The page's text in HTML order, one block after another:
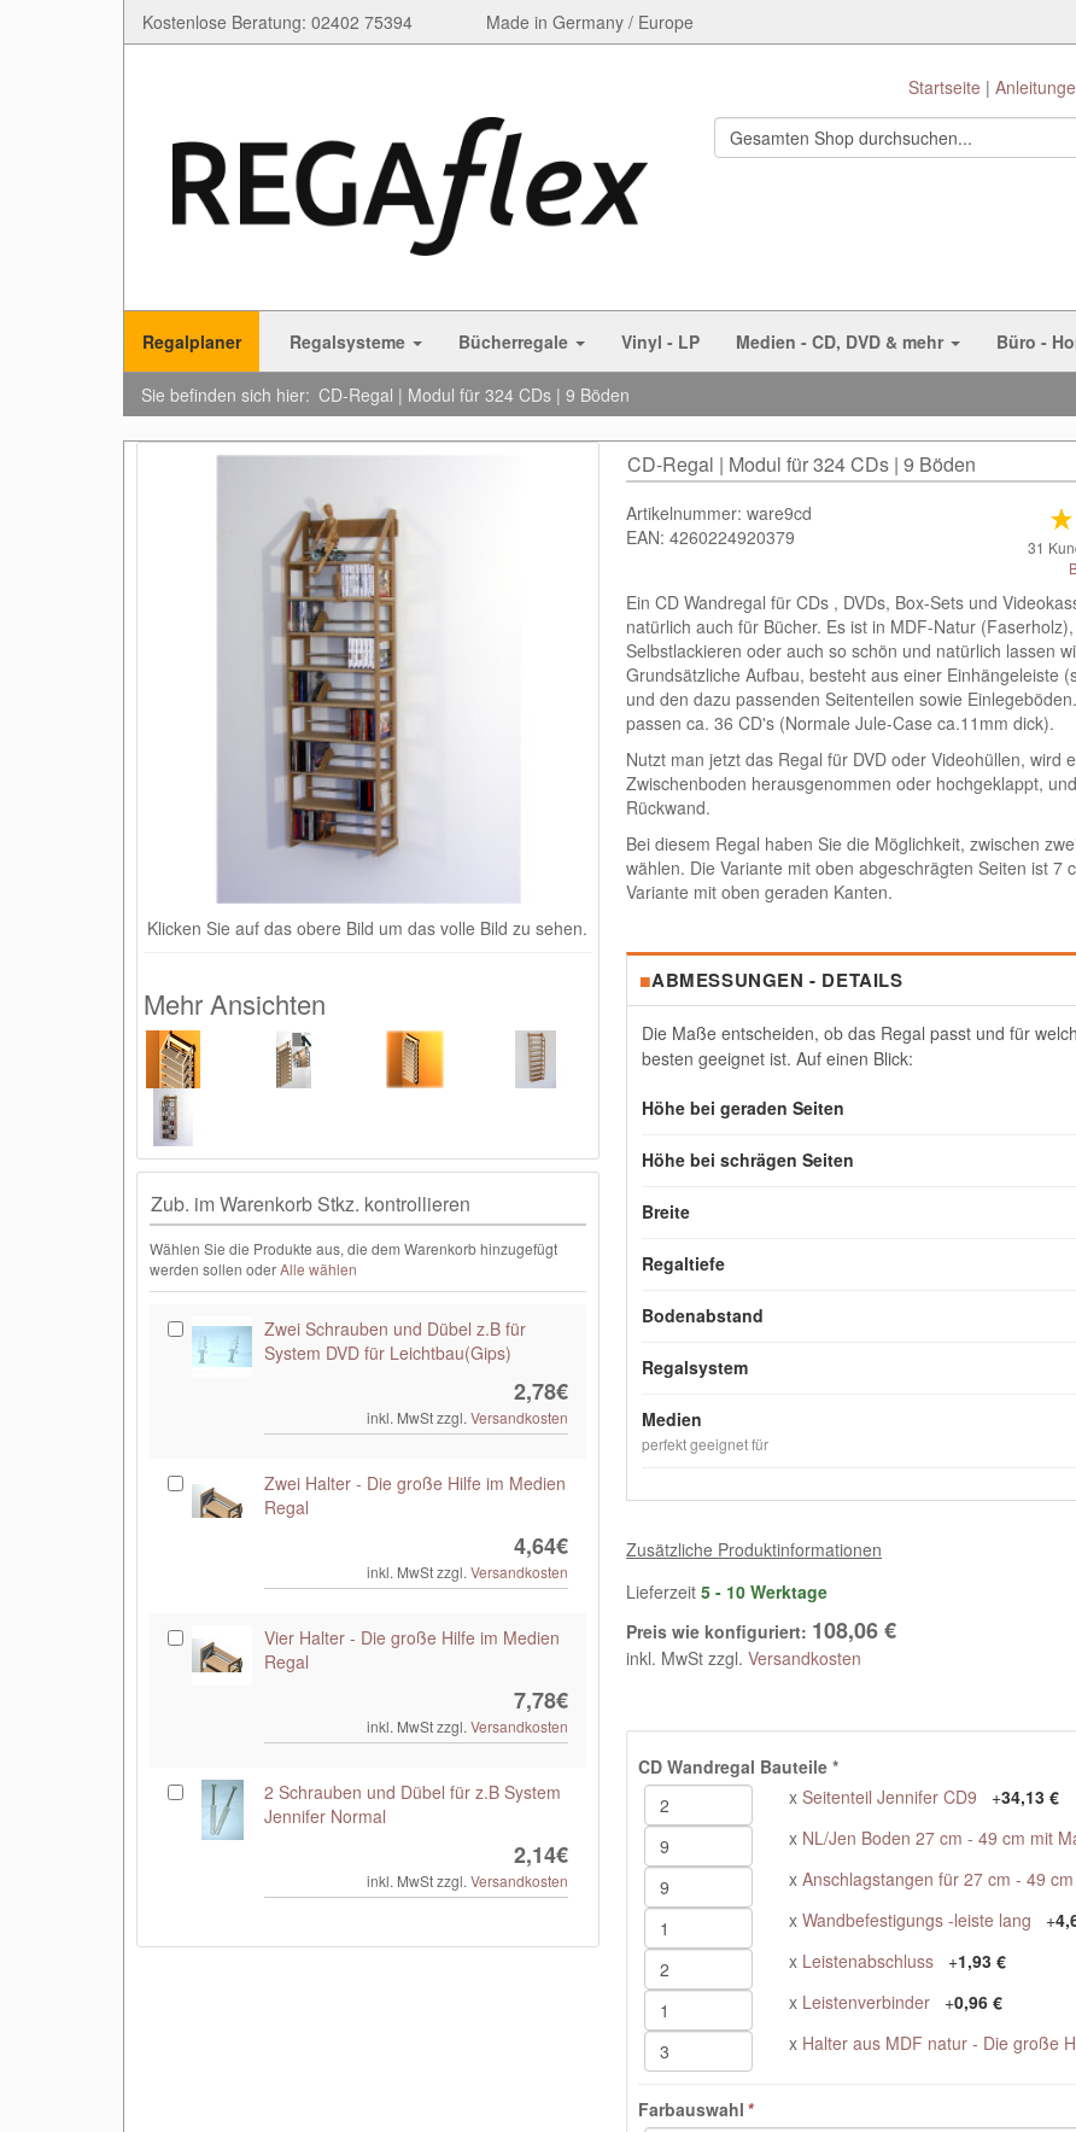
Kostenlose Beratung: 02402 75394 Made in Germany / Europe
Startseite
Regalplaner Regalsysteme Bücherregale Vinyl - LP Medien - CD, DVD & mehr Büro -
Sie befinden sich hier: CD-Regal | Modul für 324 CDs | 9 Böden
Klicken Sie auf das obere Bild um das volle Bild zu sehen.
Mehr Ansichten
CD-Regal | Modul für 324 CDs | 9 Böden
Artikelnummer: ware9cd
EAN: 4260224920379
31
Ein CD Wandregal für CDs , DVDs, Box-Sets und
natürlich auch für Bücher. Es ist in MDF-Natur
Selbstlackieren oder auch so schön und natürlich lassen
Grundsätzliche Aufbau, besteht aus einer Einhängeleiste
und den dazu passenden Seitenteilen sowie
passen ca. 36 CD's (Normale Jule-Case ca.11mm dick).
Nutzt man jetzt das Regal für DVD oder Videohüllen, wird
Zwischenboden herausgenommen oder hochgeklappt,
Rückwand.
Bei diesem Regal haben Sie die Möglichkeit, zwischen
wählen. Die Variante mit oben abgeschrägten Seiten ist 7
Variante mit oben geraden Kanten.
■ABMESSUNGEN - DETAILS
Die Maße entscheiden, ob das Regal passt und für
besten geeignet ist. Auf einen Blick:
Höhe bei geraden Seiten
Höhe bei schrägen Seiten
Breite
Regaltiefe
Bodenabstand
Regalsystem
Medien
perfekt geeignet für
Zusätzliche Produktinformationen
Lieferzeit5 - 10 Werktage
Preis wie konfiguriert: 108,06 €
inkl. MwSt zzgl.Versandkosten
CD Wandregal Bauteile *
x Seitenteil Jennifer CD9 +34,13 €
x NL/Jen Boden 27 cm - 49 cm mit
x Anschlagstangen für 27 cm - 49
x Wandbefestigungs -leiste lang +
x Leistenabschluss +1,93 €
x Leistenverbinder +0,96 €
x Halter aus MDF natur - Die große
Farbauswahl *
Zub. im Warenkorb Stkz. kontrollieren
Wählen Sie die Produkte aus, die dem Warenkorb hinzugefügt
werden sollen oderAlle wählen
Zwei Schrauben und Dübel z.B für
System DVD für Leichtbau(Gips)
2,78€
inkl. MwSt zzgl. Versandkosten
Zwei Halter - Die große Hilfe im Medien
Regal
4,64€
inkl. MwSt zzgl. Versandkosten
Vier Halter - Die große Hilfe im Medien
Regal
7,78€
inkl. MwSt zzgl. Versandkosten
2 Schrauben und Dübel für z.B System
Jennifer Normal
2,14€
inkl. MwSt zzgl. Versandkosten